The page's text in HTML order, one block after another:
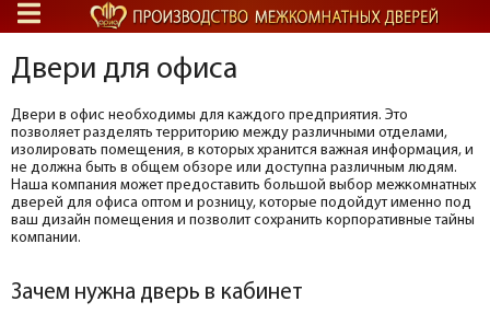
Двери для офиса
Двери в офис необходимы для каждого предприятия. Это
позволяет разделять территорию между различными отделами,
изолировать помещения, в которых хранится важная информация, и
не должна быть в общем обзоре или доступна различным людям.
Наша компания может предоставить большой выбор межкомнатных
дверей для офиса оптом и розницу, которые подойдут именно под
ваш дизайн помещения и позволит сохранить корпоративные тайны
компании.
Зачем нужна дверь в кабинет